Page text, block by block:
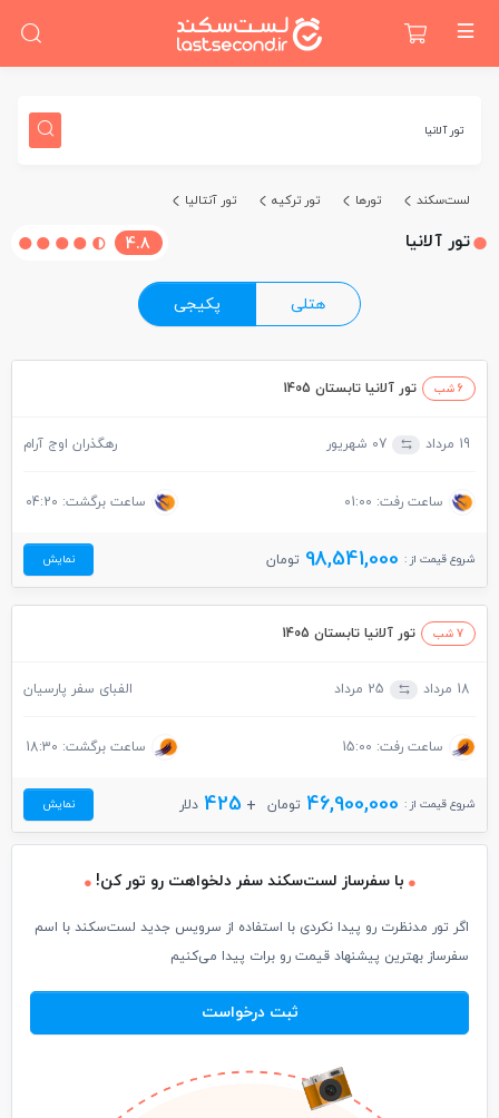
تور آلانیا
لست‌سکند تورها تور ترکیه تور آنتالیا
تور آلانیا 4.8
هتلی پکیجی
6 شب تور آلانیا تابستان 1405
19 مرداد 07 شهریور رهگذران اوج آرام
ساعت رفت: 01:00 ساعت برگشت: 04:20
شروع قیمت از : 98,541,000 تومان نمایش
7 شب تور آلانیا تابستان 1405
18 مرداد 25 مرداد الفبای سفر پارسیان
ساعت رفت: 15:00 ساعت برگشت: 18:30
شروع قیمت از : 46,900,000 تومان 425 دلار نمایش
با سفرساز لست‌سکند سفر دلخواهت رو تور کن!
اگر تور مدنظرت رو پیدا نکردی با استفاده از سرویس جدید لست‌سکند با اسم
سفرساز بهترین پیشنهاد قیمت رو برات پیدا می‌کنیم
ثبت درخواست